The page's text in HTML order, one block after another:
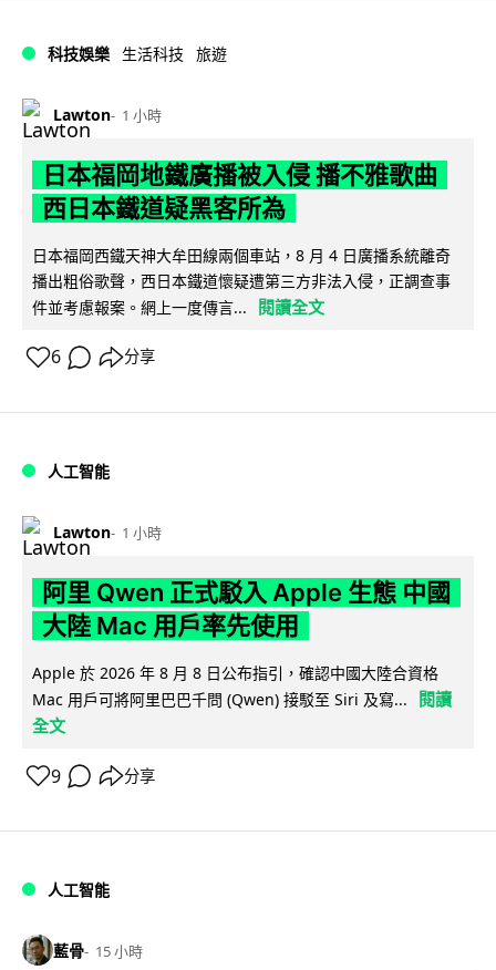
科技娛樂 生活科技 旅遊
Lawton 1 小時
日本福岡地鐵廣播被入侵 播不雅歌曲
西日本鐵道疑黑客所為
日本福岡西鐵天神大牟田線兩個車站，8 月 4 日廣播系統離奇
播出粗俗歌聲，西日本鐵道懷疑遭第三方非法入侵，正調查事
件並考慮報案。網上一度傳言...
閱讀全文
6 分享
人工智能
Lawton 1 小時
阿里 Qwen 正式駁入 Apple 生態 中國
大陸 Mac 用戶率先使用
Apple 於 2026 年 8 月 8 日公布指引，確認中國大陸合資格
Mac 用戶可將阿里巴巴千問 (Qwen) 接駁至 Siri 及寫...
閱讀
全文
9 分享
人工智能
藍骨 15 小時